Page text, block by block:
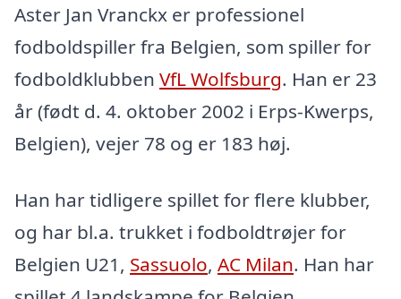
Aster Jan Vranckx er professionel
fodboldspiller fra Belgien, som spiller for
fodboldklubben VfL Wolfsburg. Han er 23
år (født d. 4. oktober 2002 i Erps-Kwerps,
Belgien), vejer 78 og er 183 høj.
Han har tidligere spillet for flere klubber,
og har bl.a. trukket i fodboldtrøjer for
Belgien U21, Sassuolo, AC Milan. Han har